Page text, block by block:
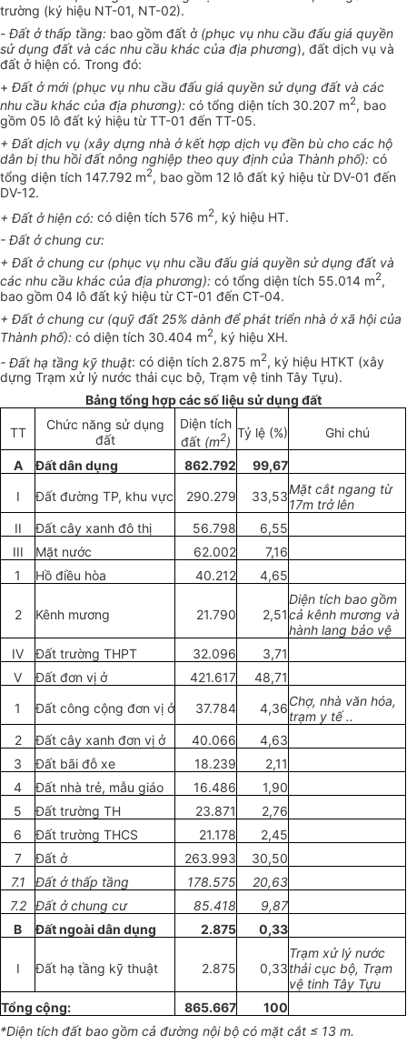
trường (ký hiệu NT-01, NT-02).
- Đất ở thấp tầng: bao gồm đất ở (phục vụ nhu cầu đấu giá quyền
sử dụng đất và các nhu cầu khác của địa phương), đất dịch vụ và
đất ở hiện có. Trong đó:
+ Đất ở mới (phục vụ nhu cầu đấu giá quyền sử dụng đất và các
nhu cầu khác của địa phương): có tổng diện tích 30.207 m2, bao
gồm 05 lô đất ký hiệu từ TT-01 đến TT-05.
+ Đất dịch vụ (xây dựng nhà ở kết hợp dịch vụ đền bù cho các hộ
dân bị thu hồi đất nông nghiệp theo quy định của Thành phố): có
tổng diện tích 147.792 m2, bao gồm 12 lô đất ký hiệu từ DV-01 đến
DV-12.
+ Đất ở hiện có: có diện tích 576 m2, ký hiệu HT.
- Đất ở chung cư:
+ Đất ở chung cư (phục vụ nhu cầu đấu giá quyền sử dụng đất và
các nhu cầu khác của địa phương): có tổng diện tích 55.014 m2,
bao gồm 04 lô đất ký hiệu từ CT-01 đến CT-04.
+ Đất ở chung cư (quỹ đất 25% dành để phát triển nhà ở xã hội của
Thành phố): có diện tích 30.404 m2, ký hiệu XH.
- Đất hạ tầng kỹ thuật: có diện tích 2.875 m2, ký hiệu HTKT (xây
dựng Trạm xử lý nước thải cục bộ, Trạm vệ tinh Tây Tựu).
Bảng tổng hợp các số liệu sử dụng đất
TT
Chức năng sử dụng
đất
Diện tích
đất (m2)
Tỷ lệ (%) Ghi chú
A Đất dân dụng 862.792
99,67
I
Đất đường TP, khu vực 290.279 33,53Mặt cắt ngang từ
17m trở lên
II
Đất cây xanh đô thị 56.798
6,55
III
Mặt nước 62.002
7,16
1
Hồ điều hòa 40.212 4,65
2 Kênh mương 21.790 2,51
Diện tích bao gồm
cả kênh mương và
hành lang bảo vệ
IV
Đất trường THPT 32.096
3,71
V
Đất đơn vị ở 421.617
48,71
1
Đất công cộng đơn vị ở 37.784 4,36Chợ, nhà văn hóa,
trạm y tế ..
2
Đất cây xanh đơn vị ở 40.066
4,63
3
Đất bãi đỗ xe 18.239
2,11
4
Đất nhà trẻ, mẫu giáo 16.486
1,90
5
Đất trường TH 23.871
2,76
6
Đất trường THCS 21.178
2,45
7
Đất ở 263.993
30,50
7.1
Đất ở thấp tầng 178.575
20,63
7.2
Đất ở chung cư 85.418
9,87
B
Đất ngoài dân dụng 2.875 0,33
I Đất hạ tầng kỹ thuật 2.875 0,33
Trạm xử lý nước
thải cục bộ, Trạm
vệ tinh Tây Tựu
Tổng cộng:
865.667
100
*Diện tích đất bao gồm cả đường nội bộ có mặt cắt ≤ 13 m.